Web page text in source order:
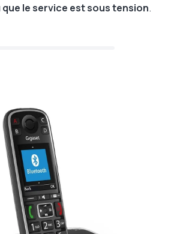
le service est sous tension.